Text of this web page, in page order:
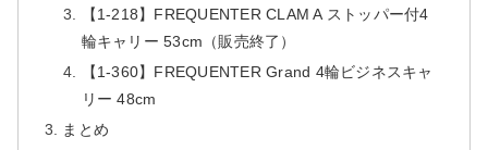
【1-218】FREQUENTER CLAM A ストッパー付4
輪キャリー 53cm（販売終了）
【1-360】FREQUENTER Grand 4輪ビジネスキャ
リー 48cm
まとめ